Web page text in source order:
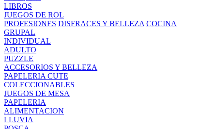
LIBROS
JUEGOS DE ROL
PROFESIONES DISFRACES Y BELLEZA COCINA
GRUPAL
INDIVIDUAL
ADULTO
PUZZLE
ACCESORIOS Y BELLEZA
PAPELERIA CUTE
COLECCIONABLES
JUEGOS DE MESA
PAPELERIA
ALIMENTACION
LLUVIA